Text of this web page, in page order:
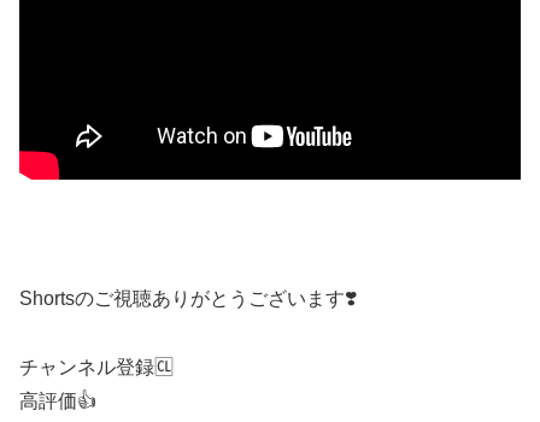
Shortsのご視聴ありがとうございます❣️
チャンネル登録🆑
高評価👍